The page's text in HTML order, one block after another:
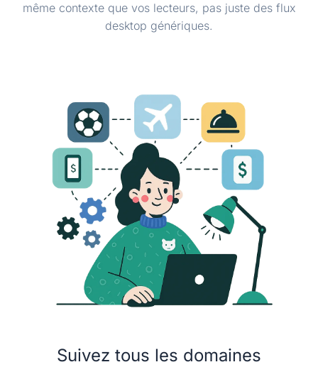
même contexte que vos lecteurs, pas juste des flux
desktop génériques.
Suivez tous les domaines